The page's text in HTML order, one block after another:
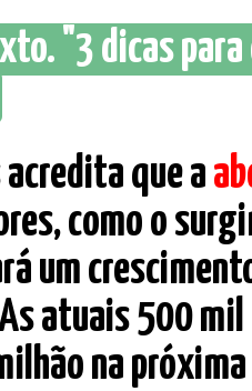
"3 dicas
que a
como o
um
atuais 500 mil
na